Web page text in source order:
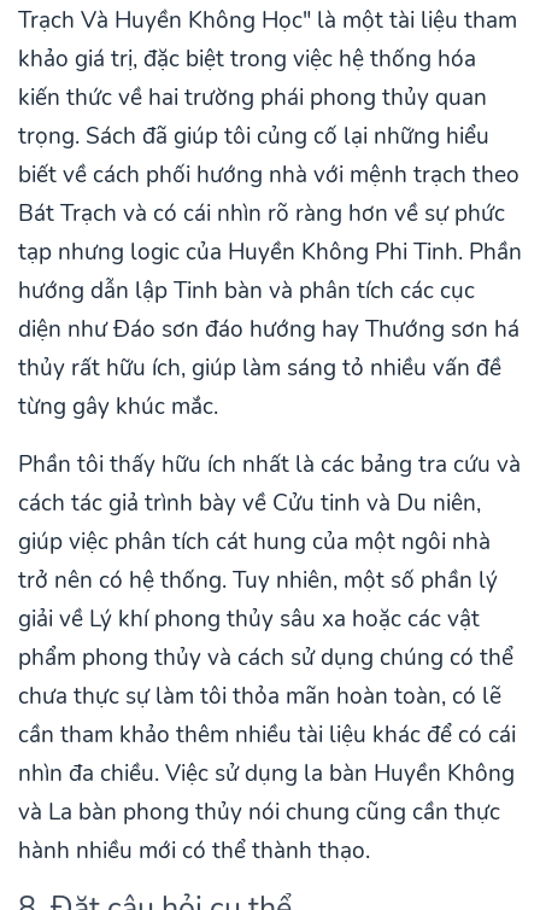
Trạch Và Huyền Không Học" là một tài liệu tham
khảo giá trị, đặc biệt trong việc hệ thống hóa
kiến thức về hai trường phái phong thủy quan
trọng. Sách đã giúp tôi củng cố lại những hiểu
biết về cách phối hướng nhà với mệnh trạch theo
Bát Trạch và có cái nhìn rõ ràng hơn về sự phức
tạp nhưng logic của Huyền Không Phi Tinh. Phần
hướng dẫn lập Tinh bàn và phân tích các cục
diện như Đáo sơn đáo hướng hay Thướng sơn há
thủy rất hữu ích, giúp làm sáng tỏ nhiều vấn đề
từng gây khúc mắc.
Phần tôi thấy hữu ích nhất là các bảng tra cứu và
cách tác giả trình bày về Cửu tinh và Du niên,
giúp việc phân tích cát hung của một ngôi nhà
trở nên có hệ thống. Tuy nhiên, một số phần lý
giải về Lý khí phong thủy sâu xa hoặc các vật
phẩm phong thủy và cách sử dụng chúng có thể
chưa thực sự làm tôi thỏa mãn hoàn toàn, có lẽ
cần tham khảo thêm nhiều tài liệu khác để có cái
nhìn đa chiều. Việc sử dụng la bàn Huyền Không
và La bàn phong thủy nói chung cũng cần thực
hành nhiều mới có thể thành thạo.